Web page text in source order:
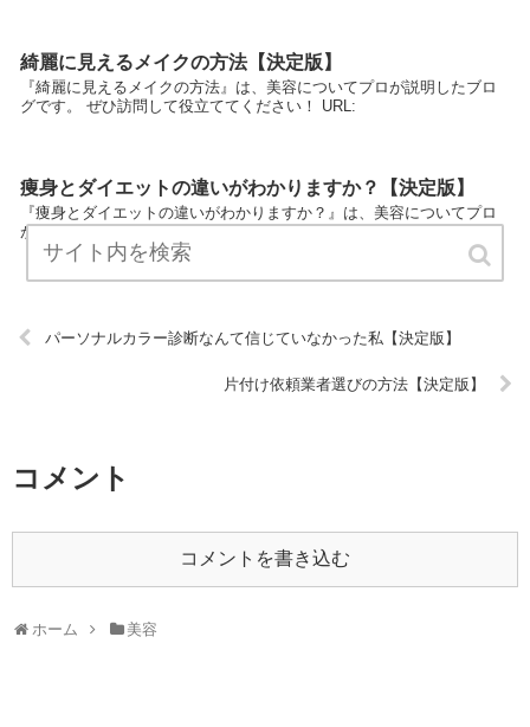
綺麗に見えるメイクの方法【決定版】
『綺麗に見えるメイクの方法』は、美容についてプロが説明したブロ
グです。 ぜひ訪問して役立ててください！ URL:
痩身とダイエットの違いがわかりますか？【決定版】
『痩身とダイエットの違いがわかりますか？』は、美容についてプロ
が説明したブログです。 ぜひ訪問して役立ててください！ URL:
パーソナルカラー診断なんて信じていなかった私【決定版】
片付け依頼業者選びの方法【決定版】
コメント
コメントを書き込む
ホーム 美容